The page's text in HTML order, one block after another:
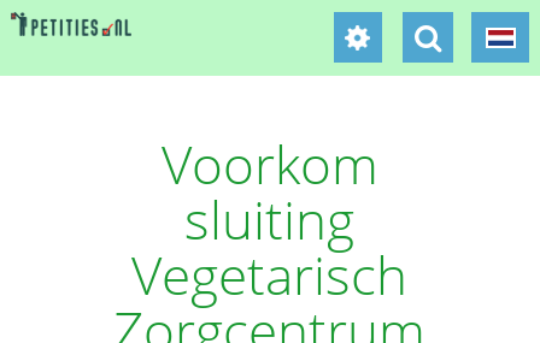
Voorkom
sluiting
Vegetarisch